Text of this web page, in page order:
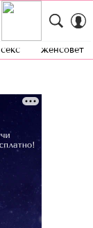
секс женсовет